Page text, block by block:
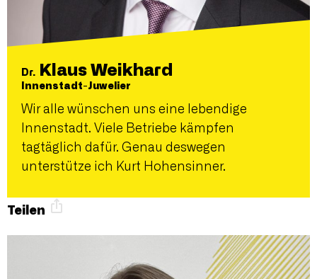
Dr. Klaus Weikhard
Innenstadt-Juwelier
Wir alle wünschen uns eine lebendige
Innenstadt. Viele Betriebe kämpfen
tagtäglich dafür. Genau deswegen
unterstütze ich Kurt Hohensinner.
Teilen